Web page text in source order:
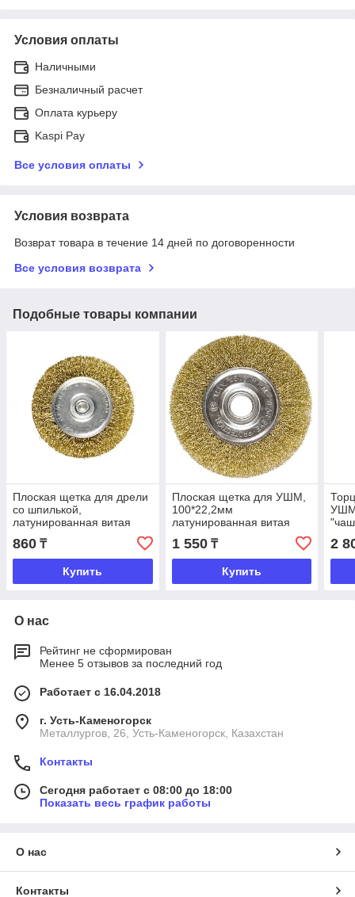
Условия оплаты
Наличными
Безналичный расчет
Оплата курьеру
Kaspi Pay
Все условия оплаты
Условия возврата
Возврат товара в течение 14 дней по договоренности
Все условия возврата
Подобные товары компании
Плоская щетка для дрели
со шпилькой,
латунированная витая
проволока, 50мм. Matrix
860 ₸
Купить
Плоская щетка для УШМ,
100*22,2мм
латунированная витая
проволока Matrix
1 550₸
Купить
2
О нас
Рейтинг не сформирован
Менее 5 отзывов за последний год
Работает с 16.04.2018
г. Усть-Каменогорск
Металлургов, 26, Усть-Каменогорск, Казахстан
Контакты
Сегодня работает с 08:00 до 18:00
Показать весь график работы
О нас
Контакты